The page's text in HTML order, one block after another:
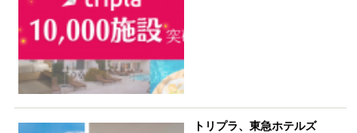
トリプラ、東急ホテルズ